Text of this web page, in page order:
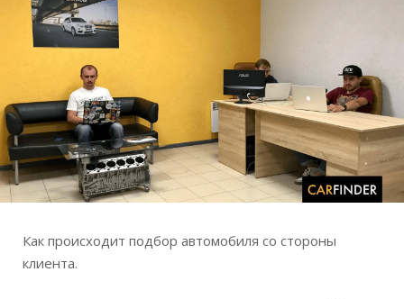
Как происходит подбор автомобиля со стороны
клиента.